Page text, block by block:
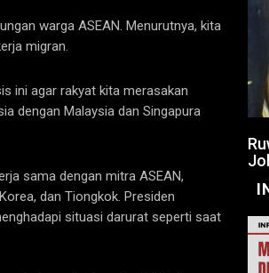
warga ASEAN. Menurutnya, kita
migran.
ini agar rakyat kita merasakan
dengan Malaysia dan Singapura
sama dengan mitra ASEAN,
dan Tiongkok. Presiden
situasi darurat seperti saat